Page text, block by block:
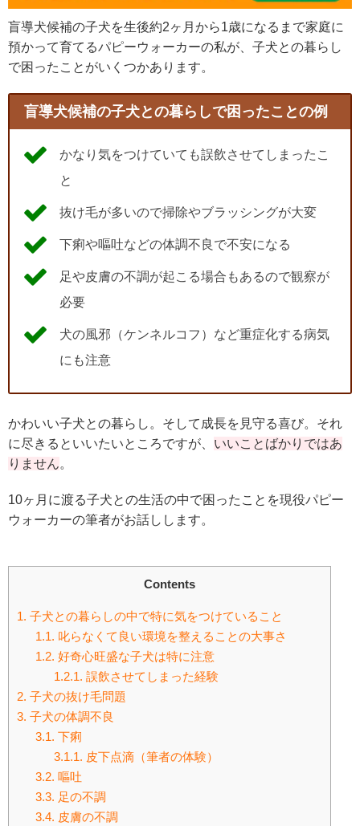
盲導犬候補の子犬を生後約2ヶ月から1歳になるまで家庭に
預かって育てるパピーウォーカーの私が、子犬との暮らし
で困ったことがいくつかあります。
盲導犬候補の子犬との暮らしで困ったことの例
かなり気をつけていても誤飲させてしまったこ
と
抜け毛が多いので掃除やブラッシングが大変
下痢や嘔吐などの体調不良で不安になる
足や皮膚の不調が起こる場合もあるので観察が
必要
犬の風邪（ケンネルコフ）など重症化する病気
にも注意
かわいい子犬との暮らし。そして成長を見守る喜び。それ
に尽きるといいたいところですが、 いいことばかりではあ
りません。
10ヶ月に渡る子犬との生活の中で困ったことを現役パピー
ウォーカーの筆者がお話しします。
Contents
1. 子犬との暮らしの中で特に気をつけていること
1.1. 叱らなくて良い環境を整えることの大事さ
1.2. 好奇心旺盛な子犬は特に注意
1.2.1. 誤飲させてしまった経験
2. 子犬の抜け毛問題
3. 子犬の体調不良
3.1. 下痢
3.1.1. 皮下点滴（筆者の体験）
3.2. 嘔吐
3.3. 足の不調
3.4. 皮膚の不調